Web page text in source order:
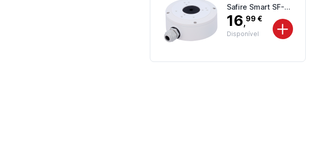
Safire Smart SF-JBOX-0301
16,99 €
Disponível